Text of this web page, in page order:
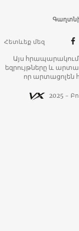
Հետևեք մեզ
Այս
եզրույթները և
որ արտացոլեն
2025 -